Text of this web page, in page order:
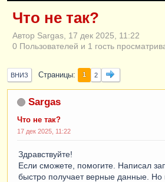
Что не так?
Автор Sargas, 17 дек 2025, 11:22
0 Пользователей и 1 гость
ВНИЗ Страницы 1 2
Sargas
Что не так?
17 дек 2025, 11:22
Здравствуйте!
Если сможете, помогите. Написал
быстро получает верные данные. Но